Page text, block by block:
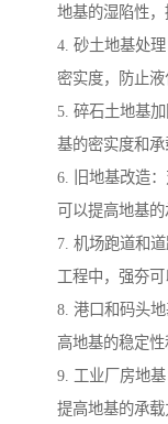
地基的湿陷性，
4. 砂土地基处
密实度，防止液
5. 碎石土地基
基的密实度和承
6. 旧地基改造
可以提高地基的
7. 机场跑道和
工程中，强夯可
8. 港口和码头
高地基的稳定性
9. 工业厂房地
提高地基的承载